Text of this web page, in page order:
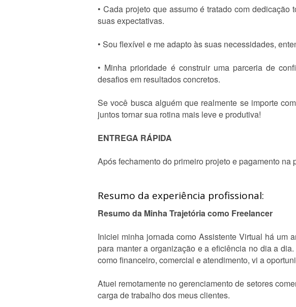
• Cada projeto que assumo é tratado com
suas expectativas.
• Sou flexível e me adapto às suas necessidades,
• Minha prioridade é construir uma parceria de
desafios em resultados concretos.
Se você busca alguém que realmente se importe
juntos tornar sua rotina mais leve e produtiva!
ENTREGA RÁPIDA
Após fechamento do primeiro projeto e pagamento
Resumo da experiência profissional:
Resumo da Minha Trajetória como Freelancer
Iniciei minha jornada como Assistente Virtual há um
para manter a organização e a eficiência no dia a
como financeiro, comercial e atendimento, vi a
Atuei remotamente no gerenciamento de setores
carga de trabalho dos meus clientes.